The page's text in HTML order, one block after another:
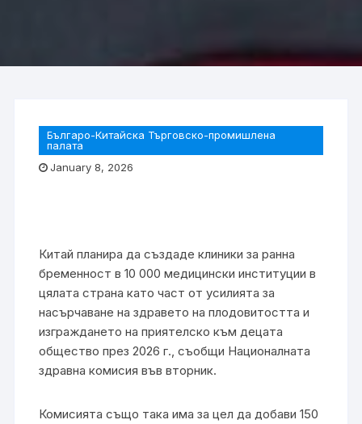
Българо-Китайска Търговско-промишлена
палaта
January 8, 2026
Китай планира да създаде клиники за ранна
бременност в 10 000 медицински институции в
цялата страна като част от усилията за
насърчаване на здравето на плодовитостта и
изграждането на приятелско към децата
общество през 2026 г., съобщи Националната
здравна комисия във вторник.
Комисията също така има за цел да добави 150